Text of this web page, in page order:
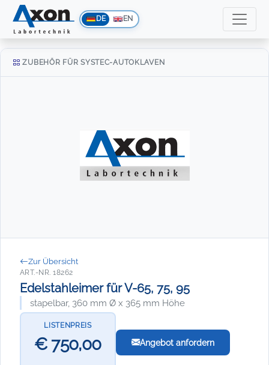
DE EN
ZUBEHÖR FÜR SYSTEC-AUTOKLAVEN
Zur Übersicht
ART.-NR. 18262
Edelstahleimer für V-65, 75, 95
stapelbar, 360 mm Ø x 365 mm Höhe
LISTENPREIS
€ 750,00 Angebot anfordern